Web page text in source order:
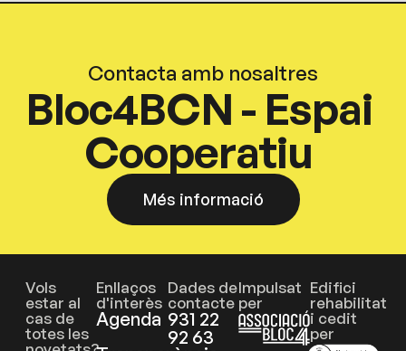
Contacta amb nosaltres
Bloc4BCN - Espai
Cooperatiu
Més informació
Vols
estar al
cas de
totes les
Enllaços
d'interès
Agenda
Dades de
contacte
931 22
92 63
Impulsat
per
Edifici
rehabilitat
i cedit
per